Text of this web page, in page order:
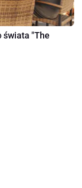
świata "The